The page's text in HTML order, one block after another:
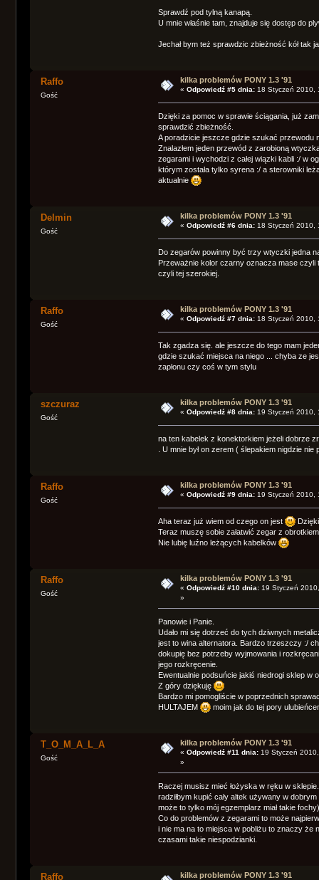
Sprawdź pod tylną kanapą.
U mnie właśnie tam, znajduje się dostęp do
Jechał bym też sprawdzic zbieżność kół tak
Raffo
Gość
kilka problemów PONY 1.3 '91
«Odpowiedź #5 dnia: 18 Styczeń 2010,
Dzięki za pomoc w sprawie ściągania, już
sprawdzić zbieżność.
A poradzicie jeszcze gdzie szukać przewodu
Znalazłem jeden przewód z zarobioną
zegarami i wychodzi z całej wiązki kabli :/ w
którym została tylko syrena :/ a sterowniki
aktualnie
Delmin
Gość
kilka problemów PONY 1.3 '91
«Odpowiedź #6 dnia: 18 Styczeń 2010,
Do zegarów powinny być trzy wtyczki jedna
Przeważnie kolor czarny oznacza mase czyli
czyli tej szerokiej.
Raffo
Gość
kilka problemów PONY 1.3 '91
«Odpowiedź #7 dnia: 18 Styczeń 2010,
Tak zgadza się. ale jeszcze do tego mam
gdzie szukać miejsca na niego ... chyba ze
zapłonu czy coś w tym stylu
szczuraz
Gość
kilka problemów PONY 1.3 '91
«Odpowiedź #8 dnia: 19 Styczeń 2010,
na ten kabelek z konektorkiem jeżeli dobrze
. U mnie był on zerem ( ślepakiem nigdzie nie
Raffo
Gość
kilka problemów PONY 1.3 '91
«Odpowiedź #9 dnia: 19 Styczeń 2010,
Aha teraz już wiem od czego on jest
Teraz muszę sobie załatwić zegar z
Nie lubię luźno leżących kabelków
Raffo
Gość
kilka problemów PONY 1.3 '91
«Odpowiedź #10 dnia: 19 Styczeń
»
Panowie i Panie.
Udało mi się dotrzeć do tych dziwnych
jest to wina alternatora. Bardzo trzeszczy :/
dokupię bez potrzeby wyjmowania i
jego rozkręcenie.
Ewentualnie podsuńcie jakiś niedrogi sklep w
Z góry dziękuję
Bardzo mi pomogliście w poprzednich
HULTAJEM
moim jak do tej pory
T_O_M_A_L_A
Gość
kilka problemów PONY 1.3 '91
«Odpowiedź #11 dnia: 19 Styczeń
»
Raczej musisz mieć łożyska w ręku w
radziłbym kupić cały altek używany w
może to tylko mój egzemplarz miał takie
Co do problemów z zegarami to może
i nie ma na to miejsca w pobliżu to znaczy że
czasami takie niespodzianki.
Raffo kilka problemów PONY 1.3 '91